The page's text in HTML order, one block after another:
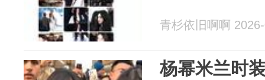
青杉依旧啊啊
杨幂米兰时